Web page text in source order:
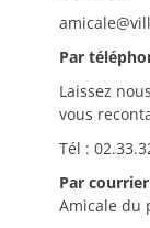
Par
Laissez
vous
Tél :
Par
Amicale du